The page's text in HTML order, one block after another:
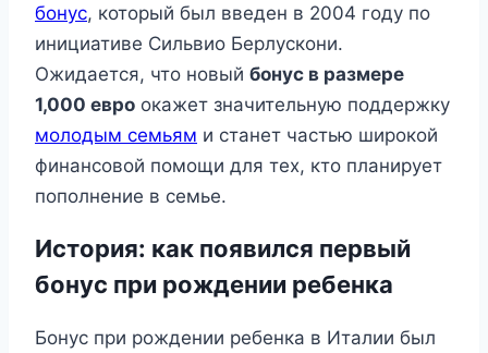
бонус, который был введен в 2004 году по
инициативе Сильвио Берлускони.
Ожидается, что новый бонус в размере
1,000 евро окажет значительную поддержку
молодым семьям и станет частью широкой
финансовой помощи для тех, кто планирует
пополнение в семье.
История: как появился первый
бонус при рождении ребенка
Бонус при рождении ребенка в Италии был